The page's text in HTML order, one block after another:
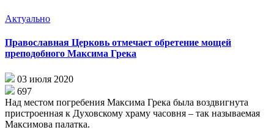
Актуально
Православная Церковь отмечает обретение мощей
преподобного Максима Грека
03 июля 2020
697
Над ме­стом по­гре­бе­ния Мак­си­ма Гре­ка бы­ла воз­двиг­ну­та
при­стро­ен­ная к Ду­хов­ско­му хра­му ча­сов­ня – так на­зы­ва­е­мая
Мак­си­мо­ва па­лат­ка.